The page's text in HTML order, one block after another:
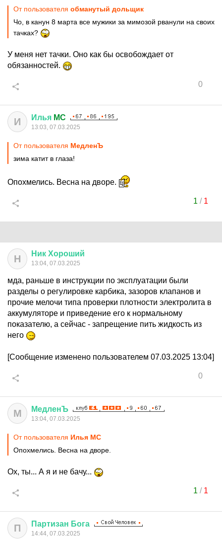
От пользователя обманутый дольщик
Чо, в канун 8 марта все мужики за мимозой рванули на своих
тачках?
У меня нет тачки. Оно как бы освобождает от
обязанностей.
0
И Илья MC
13:03, 07.03.2025
От пользователя МедленЪ
зима катит в глаза!
Опохмелись. Весна на дворе.
1 / 1
Н Ник Хороший
13:04, 07.03.2025
мда, раньше в инструкции по эксплуатации были
разделы о регулировке карбика, зазоров клапанов и
прочие мелочи типа проверки плотности электролита в
аккумуляторе и приведение его к нормальному
показателю, а сейчас - запрещение пить жидкость из
него
[Сообщение изменено пользователем 07.03.2025 13:04]
0
М МедленЪ
13:04, 07.03.2025
От пользователя Илья MC
Опохмелись. Весна на дворе.
Ох, ты... А я и не бачу...
1 / 1
П Партизан Бога
14:44, 07.03.2025